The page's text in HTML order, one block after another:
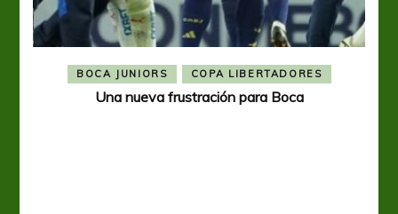
BOCA JUNIORS COPA LIBERTADORES
Una nueva frustración para Boca